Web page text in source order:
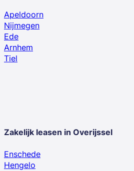
Apeldoorn
Nijmegen
Ede
Arnhem
Tiel
Zakelijk leasen in Overijssel
Enschede
Hengelo